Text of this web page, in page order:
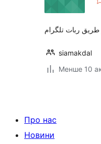
ربات تلگرام
siamakdal
Менше 10
Про нас
Новини